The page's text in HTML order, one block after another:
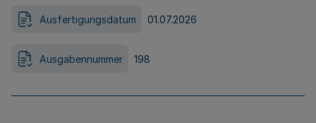
Ausfertigungsdatum 01.07.2026
Ausgabennummer 198